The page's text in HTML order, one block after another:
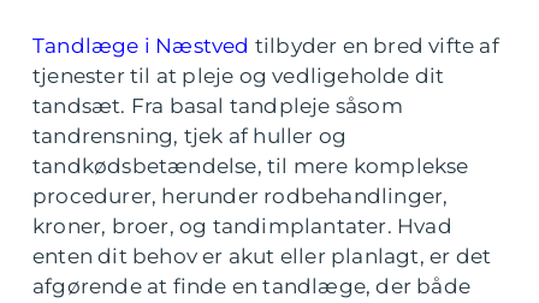
Tandlæge i Næstved tilbyder en bred vifte af
tjenester til at pleje og vedligeholde dit
tandsæt. Fra basal tandpleje såsom
tandrensning, tjek af huller og
tandkødsbetændelse, til mere komplekse
procedurer, herunder rodbehandlinger,
kroner, broer, og tandimplantater. Hvad
enten dit behov er akut eller planlagt, er det
afgørende at finde en tandlæge, der både